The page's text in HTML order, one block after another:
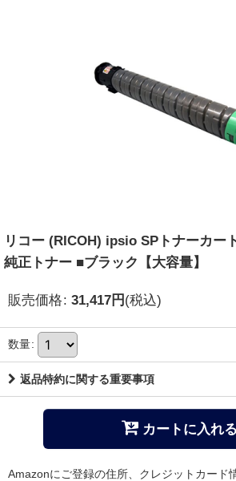
リコー (RICOH) ipsio SPトナーカー
純正トナー ■ブラック【大容量】
販売価格: 31,417円 (税込)
数量:
返品特約に関する重要事項
カートに入れる
Amazonにご登録の住所、クレジットカード